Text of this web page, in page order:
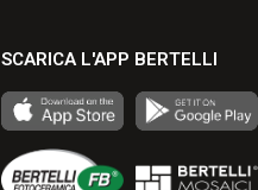
SCARICA L'APP BERTELLI